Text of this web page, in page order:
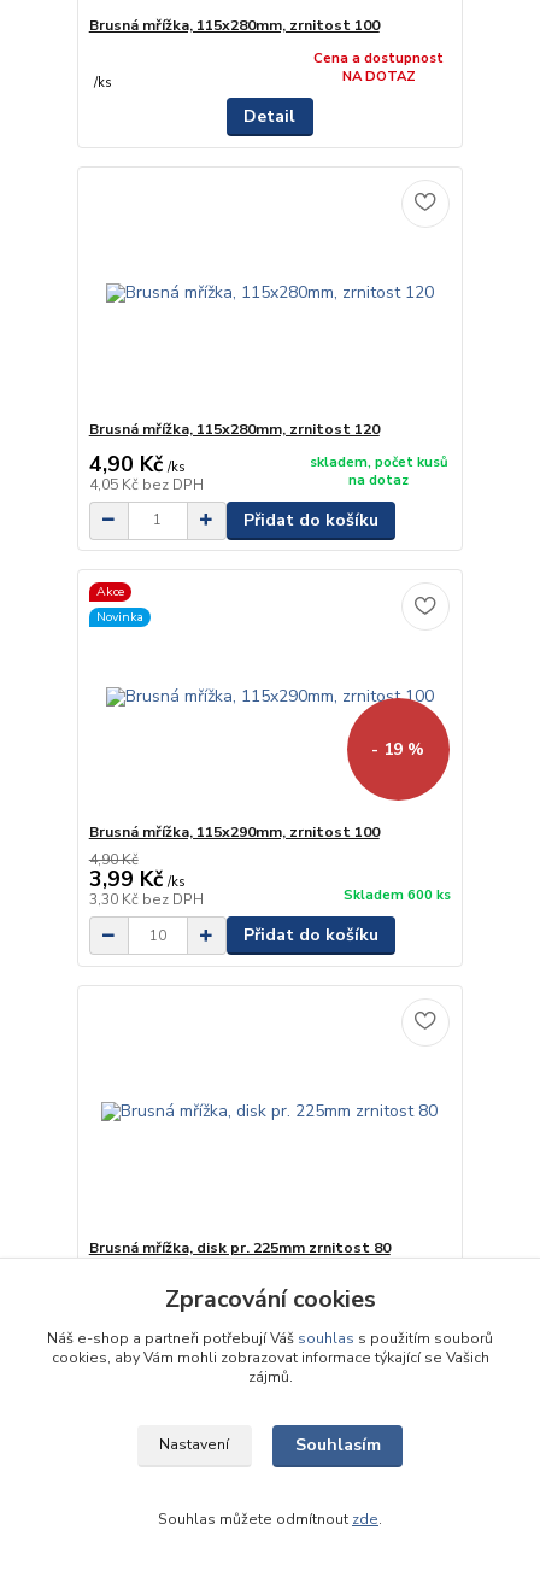
Brusná mřížka, 115x280mm, zrnitost 100
/ks
Cena a dostupnost
NA DOTAZ
Detail
Brusná mřížka, 115x280mm, zrnitost 120
4,90 Kč /ks
4,05 Kč bez DPH
skladem, počet kusů
na dotaz
Přidat do košíku
Akce
Novinka
- 19 %
Brusná mřížka, 115x290mm, zrnitost 100
4,90 Kč
3,99 Kč /ks
3,30 Kč bez DPH Skladem 600 ks
Přidat do košíku
Brusná mřížka, disk pr. 225mm zrnitost 80
bez DPH
na dotaz
Přidat do košíku
Zpracování cookies
Náš e-shop a partneři potřebují Váš souhlas s použitím souborů
cookies, aby Vám mohli zobrazovat informace týkající se Vašich
zájmů.
Nastavení Souhlasím
Souhlas můžete odmítnout zde.